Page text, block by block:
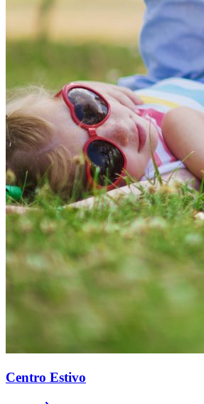
Centro Estivo